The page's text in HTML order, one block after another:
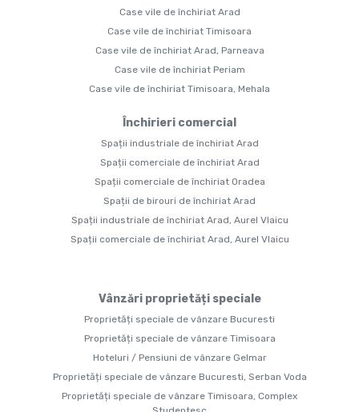
Case vile de închiriat Arad
Case vile de închiriat Timisoara
Case vile de închiriat Arad, Parneava
Case vile de închiriat Periam
Case vile de închiriat Timisoara, Mehala
Închirieri comercial
Spații industriale de închiriat Arad
Spații comerciale de închiriat Arad
Spații comerciale de închiriat Oradea
Spații de birouri de închiriat Arad
Spații industriale de închiriat Arad, Aurel Vlaicu
Spații comerciale de închiriat Arad, Aurel Vlaicu
Vânzări proprietăți speciale
Proprietăți speciale de vânzare Bucuresti
Proprietăți speciale de vânzare Timisoara
Hoteluri / Pensiuni de vânzare Gelmar
Proprietăți speciale de vânzare Bucuresti, Serban Voda
Proprietăți speciale de vânzare Timisoara, Complex